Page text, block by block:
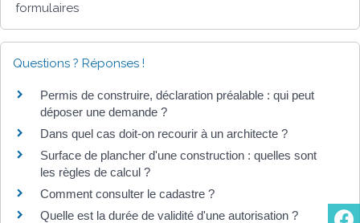
formulaires
Questions ? Réponses !
Permis de construire, déclaration préalable : qui peut
déposer une demande ?
Dans quel cas doit-on recourir à un architecte ?
Surface de plancher d'une construction : quelles sont
les règles de calcul ?
Comment consulter le cadastre ?
Quelle est la durée de validité d'une autorisation ?